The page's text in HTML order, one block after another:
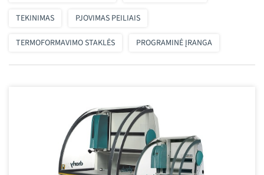
TEKINIMAS PJOVIMAS PEILIAIS
TERMOFORMAVIMO STAKLĖS PROGRAMINĖ ĮRANGA